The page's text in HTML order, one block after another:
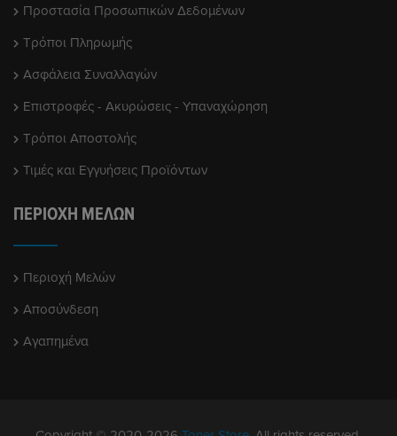
Προστασία Προσωπικών Δεδομένων
Τρόποι Πληρωμής
Ασφάλεια Συναλλαγών
Επιστροφές - Ακυρώσεις - Υπαναχώρηση
Τρόποι Αποστολής
Τιμές και Εγγυήσεις Προϊόντων
ΠΕΡΙΟΧΉ ΜΕΛΏΝ
Περιοχή Μελών
Αποσύνδεση
Αγαπημένα